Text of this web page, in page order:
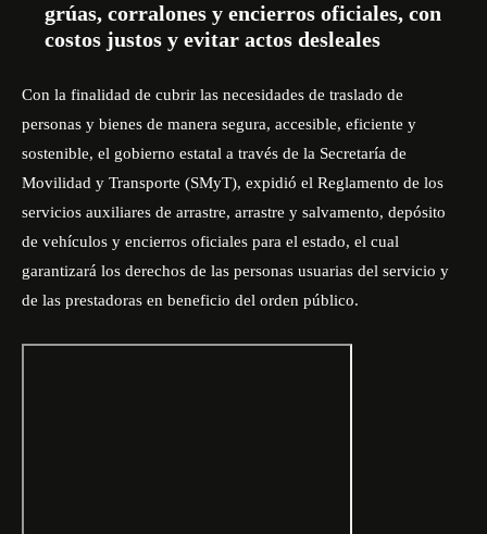
grúas, corralones y encierros oficiales, con
costos justos y evitar actos desleales
Con la finalidad de cubrir las necesidades de traslado de
personas y bienes de manera segura, accesible, eficiente y
sostenible, el gobierno estatal a través de la Secretaría de
Movilidad y Transporte (SMyT), expidió el Reglamento de los
servicios auxiliares de arrastre, arrastre y salvamento, depósito
de vehículos y encierros oficiales para el estado, el cual
garantizará los derechos de las personas usuarias del servicio y
de las prestadoras en beneficio del orden público.